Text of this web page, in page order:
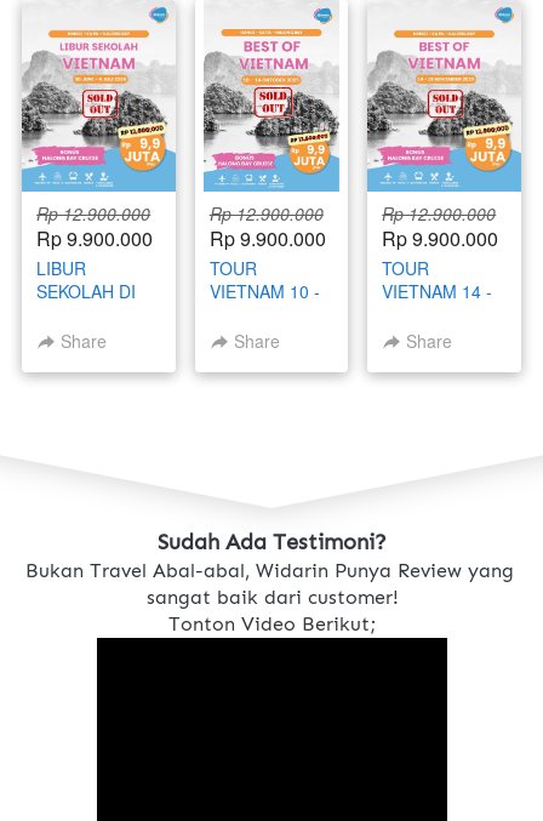
Rp 12.900.000
Rp 9.900.000
LIBUR
SEKOLAH DI
JUNI - 4 JULI
Share
Rp 12.900.000
Rp 9.900.000
TOUR
VIETNAM 10 -
2025Share
Rp 12.900.000
Rp 9.900.000
TOUR
VIETNAM 14 -
2025Share
Sudah Ada Testimoni?
Bukan Travel Abal-abal, Widarin Punya Review yang
sangat baik dari customer!
Tonton Video Berikut;